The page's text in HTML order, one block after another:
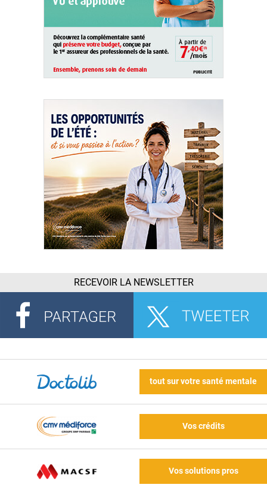
RECEVOIR LA NEWSLETTER
tout sur votre santé mentale
Vos crédits
Vos solutions pros